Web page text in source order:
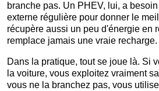
branche pas. Un PHEV, lui, a
externe régulière pour donner le
récupère aussi un peu d'énergie en
remplace jamais une vraie recharge.
Dans la pratique, tout se joue là. Si
la voiture, vous exploitez vraiment
vous ne la branchez pas, vous